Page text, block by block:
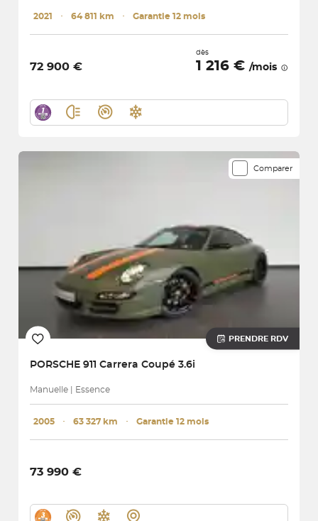
2021 ･ 64 811 km ･ Garantie 12 mois
72 900 €
dès
1 216 € /mois
Comparer
PRENDRE RDV
PORSCHE 911 Carrera Coupé 3.6i
Manuelle | Essence
2005 ･ 63 327 km ･ Garantie 12 mois
73 990 €